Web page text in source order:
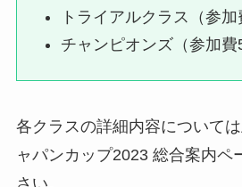
トライアルクラス（参加
チャンピオンズ（参加費
各クラスの詳細内容について
ャパンカップ2023 総合案内ペ